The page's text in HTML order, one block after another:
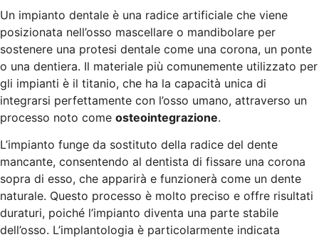
Un impianto dentale è una radice artificiale che viene
posizionata nell’osso mascellare o mandibolare per
sostenere una protesi dentale come una corona, un ponte
o una dentiera. Il materiale più comunemente utilizzato per
gli impianti è il titanio, che ha la capacità unica di
integrarsi perfettamente con l’osso umano, attraverso un
processo noto come osteointegrazione.
L’impianto funge da sostituto della radice del dente
mancante, consentendo al dentista di fissare una corona
sopra di esso, che apparirà e funzionerà come un dente
naturale. Questo processo è molto preciso e offre risultati
duraturi, poiché l’impianto diventa una parte stabile
dell’osso. L’implantologia è particolarmente indicata